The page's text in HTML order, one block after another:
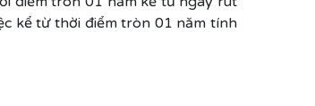
kể từ thời điểm tròn 01 năm tính